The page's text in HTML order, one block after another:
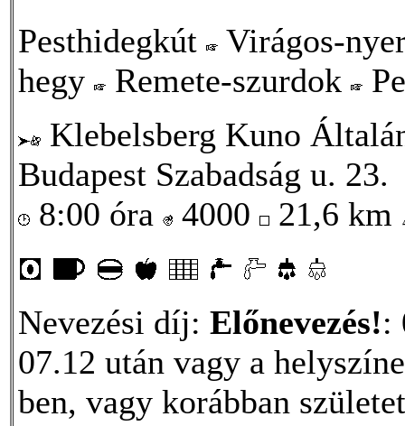
Pesthidegkút
Virágos-
hegy
Remete-szurdok
Klebelsberg Kuno
Budapest Szabadság u. 23.
8:00 óra
4000 21,6 km
Nevezési díj: Előnevezés!:
07.12 után vagy a
ben, vagy korábban